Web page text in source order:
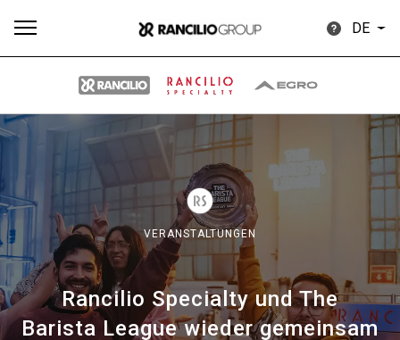
DE
VERANSTALTUNGEN
Rancilio Specialty und The
Barista League wieder gemeinsam
Nachrichten
Our brands